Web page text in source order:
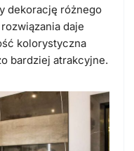
dekorację różnego
daje
kolorystyczna
bardziej atrakcyjne.